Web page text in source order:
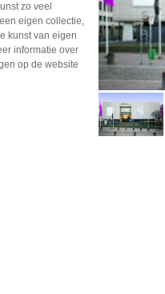
zo veel
eigen collectie,
kunst van eigen
informatie over
op de website